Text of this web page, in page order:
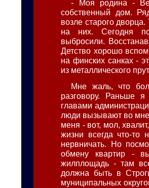
- Моя родина -
собственный дом.
возле старого
на них. Сегодня
выбросили.
Детство хорошо
на финских санках -
из металлического
Мне жаль, что
разговору. Раньше
главами
люди вызывают во мне
меня - вот, мол,
жизни всегда что-то
нервничать. Но
обмену квартир -
жилплощадь - там
должна быть в
муниципальных